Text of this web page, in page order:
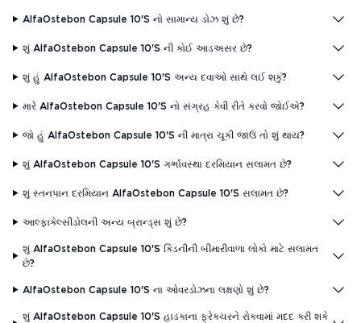
AlfaOstebon Capsule 10'S નો સામાન્ય ડોઝ શું છે?
શું AlfaOstebon Capsule 10'S ની કોઈ આડઅસર છે?
શું હું AlfaOstebon Capsule 10'S અન્ય દવાઓ સાથે લઈ શકું?
મારે AlfaOstebon Capsule 10'S નો સંગ્રહ કેવી રીતે કરવો જોઈએ?
જો હું AlfaOstebon Capsule 10'S ની માત્રા ચૂકી જાઉં તો શું થાય?
શું AlfaOstebon Capsule 10'S ગર્ભાવસ્થા દરમિયાન સલામત છે?
શું સ્તનપાન દરમિયાન AlfaOstebon Capsule 10'S સલામત છે?
આલ્ફાકેલ્સીડોલની અન્ય બ્રાન્ડ્સ શું છે?
શું AlfaOstebon Capsule 10'S કિડનીની બીમારીવાળા લોકો માટે સલામત
છે?
AlfaOstebon Capsule 10'S ના ઓવરડોઝના લક્ષણો શું છે?
શું AlfaOstebon Capsule 10'S હાડકાના ફ્રેક્ચરને રોકવામાં મદદ કરી શકે